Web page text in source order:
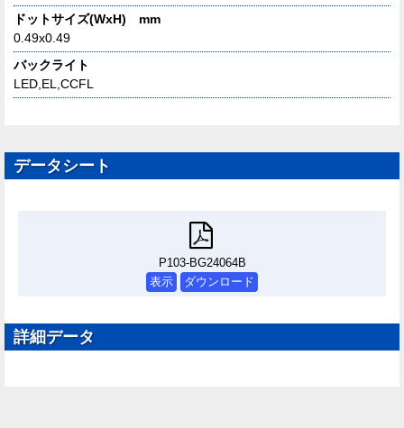
ドットサイズ(WxH) mm
0.49x0.49
バックライト
LED,EL,CCFL
データシート
P103-BG24064B
表示
ダウンロード
詳細データ